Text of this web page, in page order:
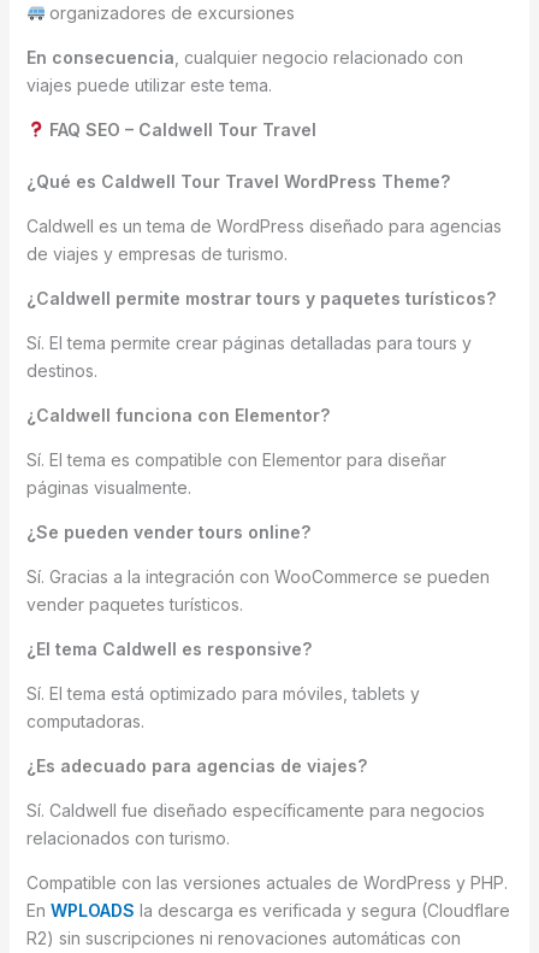
organizadores de excursiones
En consecuencia , cualquier negocio relacionado con
viajes puede utilizar este tema.
FAQ SEO – Caldwell Tour Travel
¿Qué es Caldwell Tour Travel WordPress Theme?
Caldwell es un tema de WordPress diseñado para agencias
de viajes y empresas de turismo.
¿Caldwell permite mostrar tours y paquetes turísticos?
Sí. El tema permite crear páginas detalladas para tours y
destinos.
¿Caldwell funciona con Elementor?
Sí. El tema es compatible con Elementor para diseñar
páginas visualmente.
¿Se pueden vender tours online?
Sí. Gracias a la integración con WooCommerce se pueden
vender paquetes turísticos.
¿El tema Caldwell es responsive?
Sí. El tema está optimizado para móviles, tablets y
computadoras.
¿Es adecuado para agencias de viajes?
Sí. Caldwell fue diseñado específicamente para negocios
relacionados con turismo.
Compatible con las versiones actuales de WordPress y PHP.
En WPLOADS la descarga es verificada y segura (Cloudflare
R2) sin suscripciones ni renovaciones automáticas con